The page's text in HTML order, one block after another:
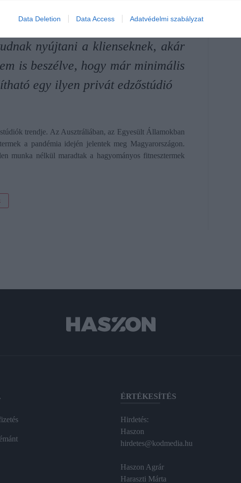
Data Deletion Data Access Adatvédelmi szabályzat
megszólítása nélkül is
az edzők személyre
nyújtani a klienseknek, akár
is beszélve, hogy már minimális
egy ilyen privát edzőstúdió
trendje. Az Ausztráliában, az Egyesült Államokban
a pandémia idején jelentek meg Magyarországon.
munka nélkül maradtak a hagyományos fitnesztermek
ÉRTÉKESÍTÉS
Hirdetés:
Haszon
hirdetes@kodmedia.hu
Haszon Agrár
Haraszti Márta